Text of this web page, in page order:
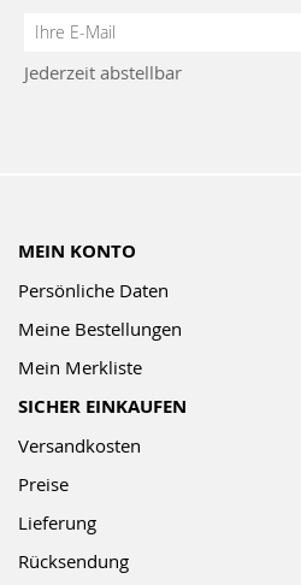
Anmeldung
Newsletter:
Jederzeit abstellbar
MEIN KONTO
Persönliche Daten
Meine Bestellungen
Mein Merkliste
SICHER EINKAUFEN
Versandkosten
Preise
Lieferung
Rücksendung